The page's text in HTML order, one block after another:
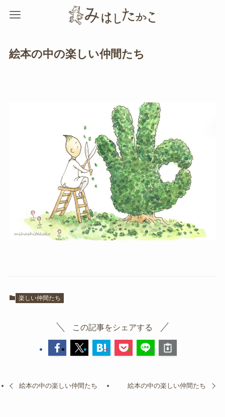
絵本の中の楽しい仲間たち
楽しい仲間たち
この記事をシェアする
絵本の中の楽しい仲間たち 絵本の中の楽しい仲間たち